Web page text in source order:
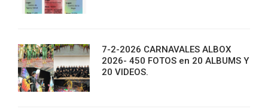
7-2-2026 CARNAVALES ALBOX
2026- 450 FOTOS en 20 ALBUMS Y
20 VIDEOS.